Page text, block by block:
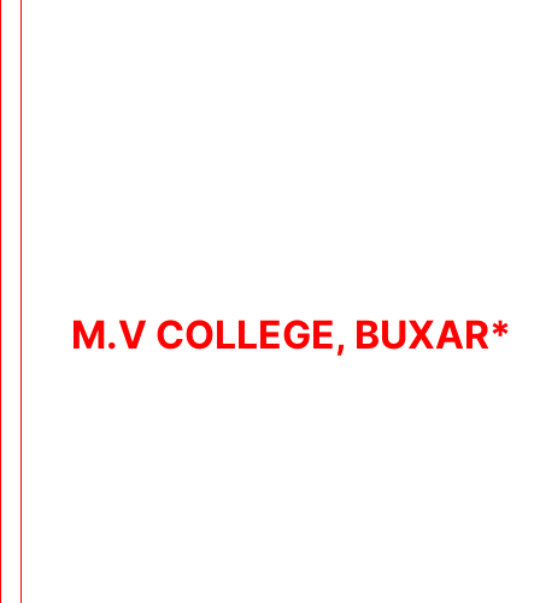
M.V COLLEGE, BUXAR*